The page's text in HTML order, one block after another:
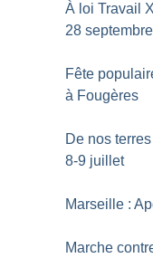
À loi Travail
28 septembre
Fête
à Fougères
De nos
8-9 juillet
Marseille :
Marche